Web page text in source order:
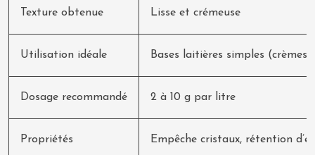
Texture obtenue Lisse et crémeuse
Utilisation idéale Bases laitières simples (crèmes
Dosage recommandé 2 à 10 g par litre
Propriétés Empêche cristaux, rétention